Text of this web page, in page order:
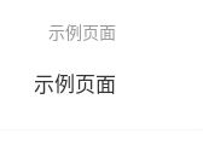
示例页面
示例页面